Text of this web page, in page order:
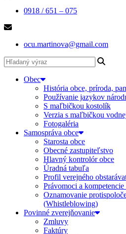
0918 / 651 – 075
ocu.martinova@gmail.com
Obec
História obce, príroda,
Používanie jazykov
S maľbičkou kostolík
Verzia s maľbičkou
Fotogaléria
Samospráva obce
Starosta obce
Obecné zastupiteľstvo
Hlavný kontrolór obce
Úradná tabuľa
Profil verejného
Právomoci a kompetencie
Oznamovanie
(Whistleblowing)
Povinné zverejňovanie
Zmluvy
Faktúry